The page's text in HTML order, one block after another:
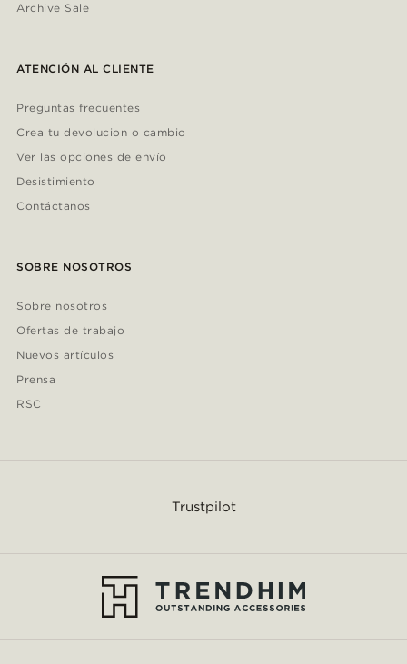
Archive Sale
ATENCIÓN AL CLIENTE
Preguntas frecuentes
Crea tu devolucion o cambio
Ver las opciones de envío
Desistimiento
Contáctanos
SOBRE NOSOTROS
Sobre nosotros
Ofertas de trabajo
Nuevos artículos
Prensa
RSC
Trustpilot